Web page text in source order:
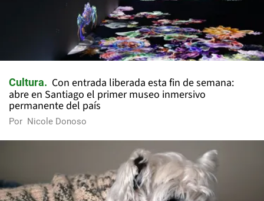
Cultura
Con entrada liberada esta fin de semana:
abre en Santiago el primer museo inmersivo
permanente del país
Por Nicole Donoso